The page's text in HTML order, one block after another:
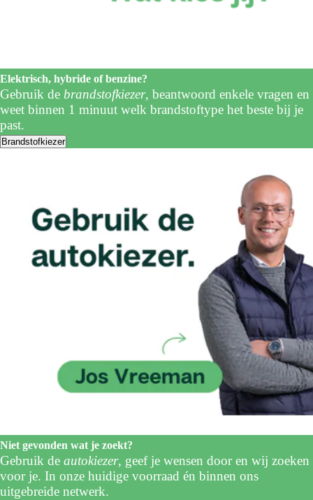
Elektrisch, hybride of benzine?
Gebruik de brandstofkiezer, beantwoord enkele vragen en
weet binnen 1 minuut welk brandstoftype het beste bij je
past.
Brandstofkiezer
Niet gevonden wat je zoekt?
Gebruik de autokiezer, geef je wensen door en wij zoeken
voor je. In onze huidige voorraad én binnen ons
uitgebreide netwerk.